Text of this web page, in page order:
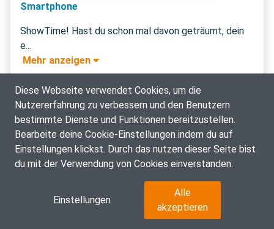
Smartphone
ShowTime! Hast du schon mal davon geträumt, dein
Mehr anzeigen
IT, Medien, Kommunikation - Workshop
14.07.2026: 11:30 - 14:30 Uhr
Anmeldung zur Warteliste
Diese Webseite verwendet Cookies, um die
Nutzererfahrung zu verbessern und den Benutzern
bestimmte Dienste und Funktionen bereitzustellen.
Bearbeite deine Cookie-Einstellungen indem du auf
Einstellungen klickst. Durch das nutzen dieser Seite bist
du mit der Verwendung von Cookies einverstanden.
Einstellungen
Alle
akzeptieren